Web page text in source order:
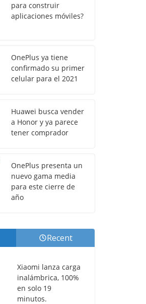
para construir
aplicaciones móviles?
OnePlus ya tiene
confirmado su primer
celular para el 2021
Huawei busca vender
a Honor y ya parece
tener comprador
OnePlus presenta un
nuevo gama media
para este cierre de
año
Recent
Xiaomi lanza carga
inalámbrica, 100%
en solo 19
minutos.